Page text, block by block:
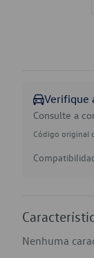
Verifique
Consulte a
Código original
Nenhuma